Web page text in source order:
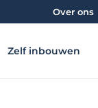
Over ons
Zelf inbouwen